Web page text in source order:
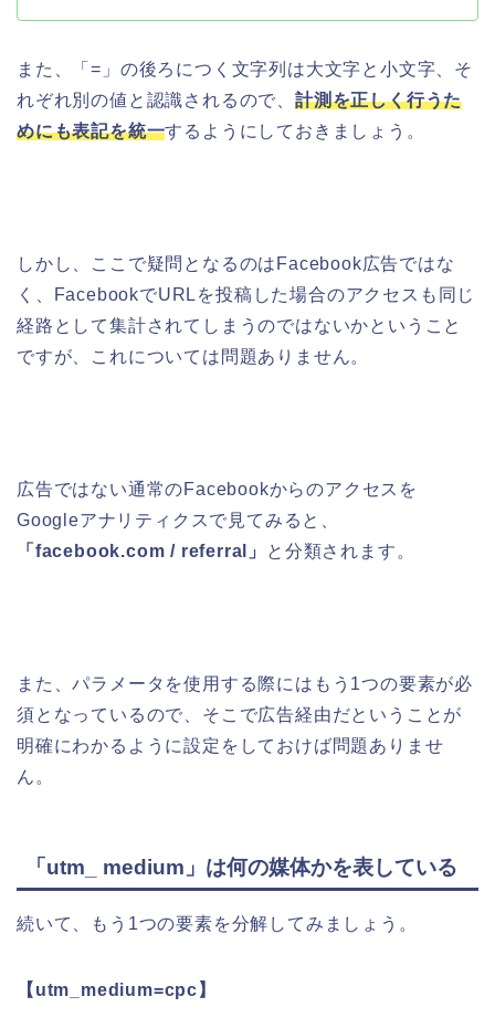
また、「=」の後ろにつく文字列は大文字と小文字、そ
れぞれ別の値と認識されるので、計測を正しく行うた
めにも表記を統一するようにしておきましょう。
しかし、ここで疑問となるのはFacebook広告ではな
く、FacebookでURLを投稿した場合のアクセスも同じ
経路として集計されてしまうのではないかということ
ですが、これについては問題ありません。
広告ではない通常のFacebookからのアクセスを
Googleアナリティクスで見てみると、
「facebook.com / referral」
と分類されます。
また、パラメータを使用する際にはもう1つの要素が必
須となっているので、そこで広告経由だということが
明確にわかるように設定をしておけば問題ありませ
ん。
「utm_ medium」は何の媒体かを表している
続いて、もう1つの要素を分解してみましょう。
【utm_medium=cpc】